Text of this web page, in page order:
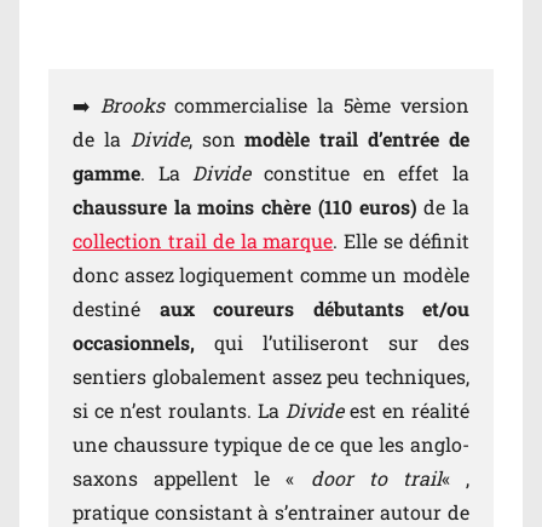
➡️ Brooks commercialise la 5ème version
de la Divide, sonmodèle trail d’entrée de
gamme. La Divideconstitue en effet la
chaussure la moins chère (110 euros)de la
collection trail de la marque. Elle se définit
donc assez logiquement comme un modèle
destiné aux coureurs débutants et/ou
occasionnels, qui l’utiliseront sur des
sentiers globalement assez peu techniques,
si ce n’est roulants. La Divideest en réalité
une chaussure typique de ce que les anglo-
saxons appellent le « door to trail« ,
pratique consistant à s’entrainer autour de